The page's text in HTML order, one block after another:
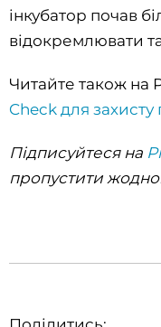
інкубатор почав
відокремлювати
Читайте також на
Check для захисту
Підписуйтеся на
пропустити жодної